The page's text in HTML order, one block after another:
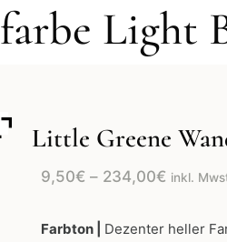
Light
Little Greene
9,50€ – 234,00€
bis
inkl.
Farbton | Dezenter heller